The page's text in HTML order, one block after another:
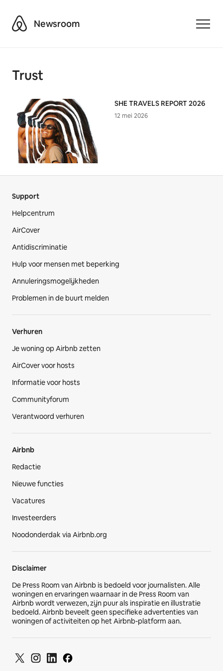
AirbnbNewsroom
Trust
SHE TRAVELS REPORT 2026
12 mei 2026
Support
Helpcentrum
AirCover
Antidiscriminatie
Hulp voor mensen met beperking
Annuleringsmogelijkheden
Problemen in de buurt melden
Verhuren
Je woning op Airbnb zetten
AirCover voor hosts
Informatie voor hosts
Communityforum
Verantwoord verhuren
Airbnb
Redactie
Nieuwe functies
Vacatures
Investeerders
Noodonderdak via Airbnb.org
Disclaimer
De Press Room van Airbnb is bedoeld voor journalisten. Alle
woningen en ervaringen waarnaar in de Press Room van
Airbnb wordt verwezen, zijn puur als inspiratie en illustratie
bedoeld. Airbnb beveelt geen specifieke advertenties van
woningen of activiteiten op het Airbnb-platform aan.